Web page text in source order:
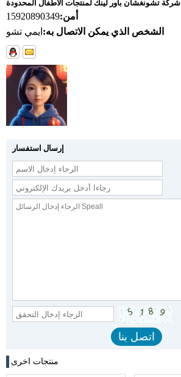
شركة تشونغشان باور لينك لمنتجات الأطفال المحدودة
أمن:15920890349
الشخص الذي يمكن الاتصال به: ايمي تشو
إرسال استفسار
منتجات اخرى